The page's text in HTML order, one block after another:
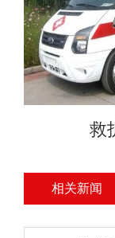
救
相关新闻